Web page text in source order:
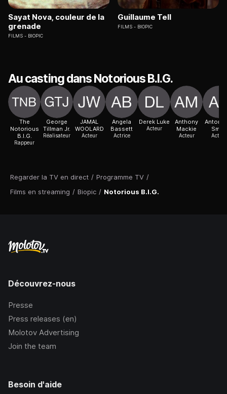
Regarder la TV en direct / Programme TV /
Films en streaming / Biopic / Notorious B.I.G.
Sayat Nova, couleur de la
grenade
FILMS BIOPIC
Guillaume Tell
FILMS BIOPIC
Au casting dans Notorious B.I.G.
The
Notorious
B.I.G.
Rappeur
George
Tillman Jr.
Réalisateur
JAMAL
WOOLARD
Acteur
Angela
Bassett
Actrice
Derek Luke
Acteur
Anthony
Mackie
Acteur
Smith
Acteur
Découvrez-nous
Presse
Press releases (en)
Molotov Advertising
Join the team
Besoin d'aide